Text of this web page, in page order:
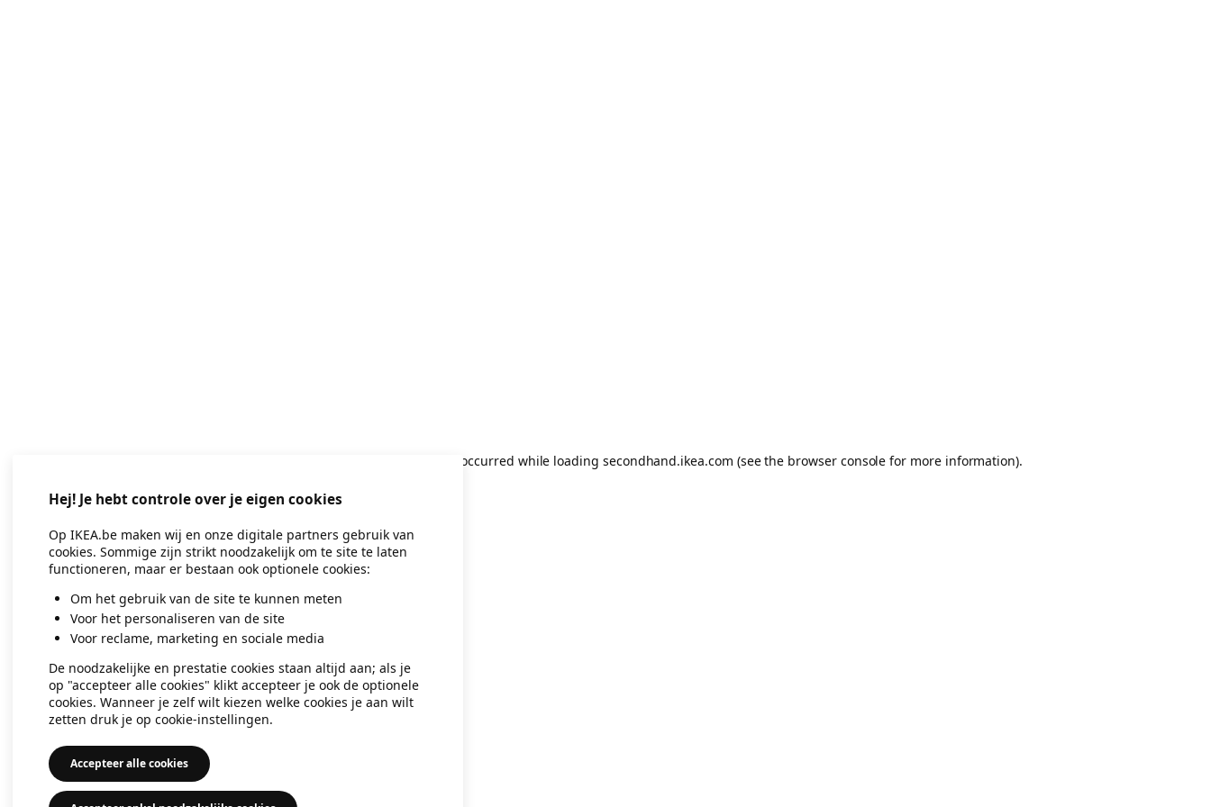
Application error: a client-side exception has occurred while loading secondhand.ikea.com (see the browser console for more information).
Hej! Je hebt controle over je eigen cookies
Op IKEA.be maken wij en onze digitale partners gebruik van
cookies. Sommige zijn strikt noodzakelijk om te site te laten
functioneren, maar er bestaan ook optionele cookies:
Om het gebruik van de site te kunnen meten
Voor het personaliseren van de site
Voor reclame, marketing en sociale media
De noodzakelijke en prestatie cookies staan altijd aan; als je
op "accepteer alle cookies" klikt accepteer je ook de optionele
cookies. Wanneer je zelf wilt kiezen welke cookies je aan wilt
zetten druk je op cookie-instellingen.
Accepteer alle cookies